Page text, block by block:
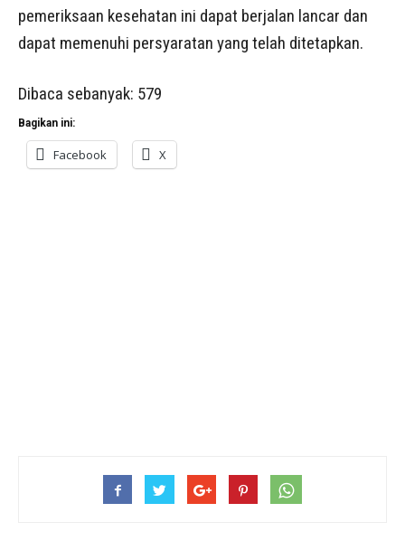
pemeriksaan kesehatan ini dapat berjalan lancar dan
dapat memenuhi persyaratan yang telah ditetapkan.
Dibaca sebanyak: 579
Bagikan ini:
Facebook X